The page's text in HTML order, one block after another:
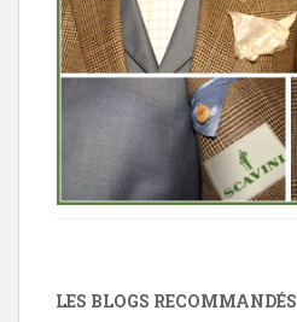
LES BLOGS RECOMMANDÉS